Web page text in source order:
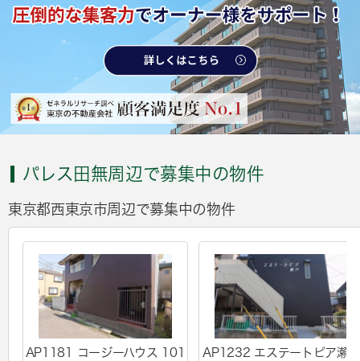
パレス田無周辺で募集中の物件
東京都西東京市周辺で募集中の物件
AP1181 コージーハウス 101
AP1232 エステートピア瀬戸